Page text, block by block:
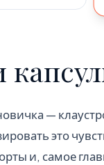
—
это
и, самое